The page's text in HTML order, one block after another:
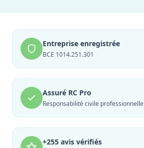
Entreprise enregistrée
BCE 1014.251.301
Assuré RC Pro
Responsabilité civile professionnelle
+255 avis vérifiés